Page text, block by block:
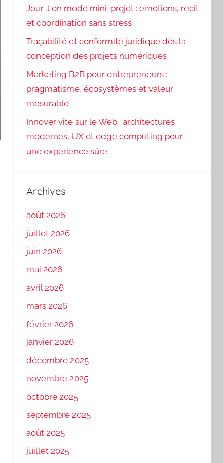
Jour J en mode mini-projet : émotions, récit
et coordination sans stress
Traçabilité et conformité juridique dès la
conception des projets numériques
Marketing B2B pour entrepreneurs :
pragmatisme, écosystèmes et valeur
mesurable
Innover vite sur le Web : architectures
modernes, UX et edge computing pour
une expérience sûre
Archives
août 2026
juillet 2026
juin 2026
mai 2026
avril 2026
mars 2026
février 2026
janvier 2026
décembre 2025
novembre 2025
octobre 2025
septembre 2025
août 2025
juillet 2025